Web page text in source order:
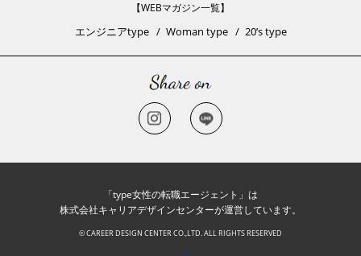
【WEBマガジン一覧】
エンジニアtype Woman type 20’s type
「type女性の転職エージェント」は
株式会社キャリアデザインセンターが運営しています。
© CAREER DESIGN CENTER CO.,LTD. ALL RIGHTS RESERVED